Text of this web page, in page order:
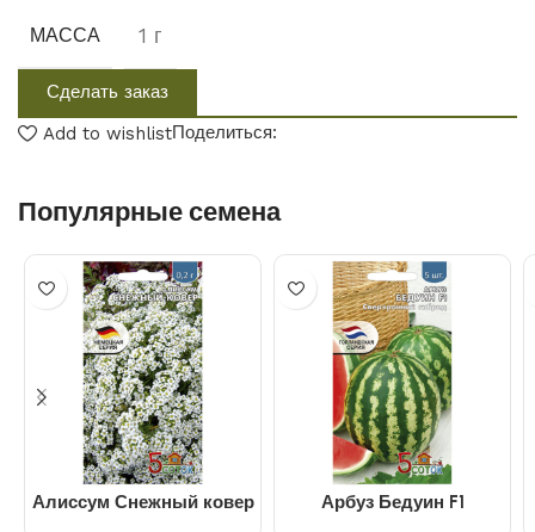
МАССА 1 г
Сделать заказ
Add to wishlistПоделиться:
Популярные семена
Алиссум Снежный ковер Арбуз Бедуин F1